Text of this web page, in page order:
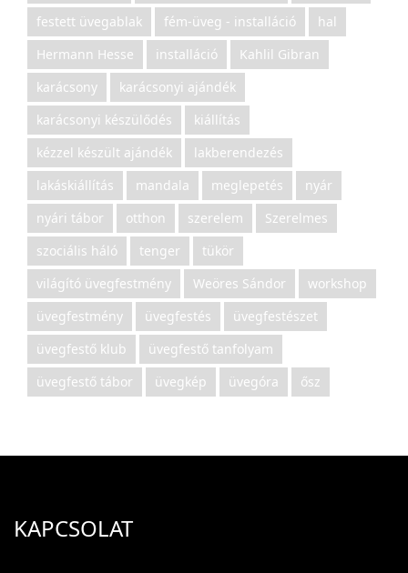
festett üvegablak
fém-üveg - installáció
hal
Hermann Hesse
installáció
Kahlil Gibran
karácsony
karácsonyi ajándék
karácsonyi készülődés
kiállítás
kézzel készült ajándék
lakberendezés
lakáskiállítás
mandala meglepetés
nyár
nyári tábor
otthon szerelem
Szerelmes
szociális háló
tenger
tükör
világító üvegfestmény
Weöres Sándor
workshop
üvegfestmény
üvegfestés
üvegfestészet
üvegfestő klub
üvegfestő tanfolyam
üvegfestő tábor
üvegkép üvegóra ősz
KAPCSOLAT